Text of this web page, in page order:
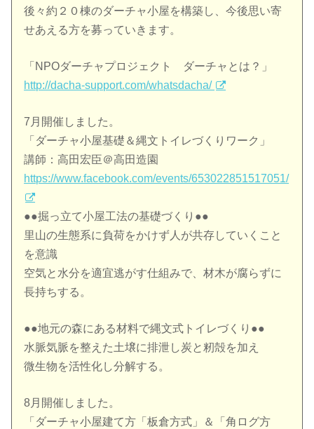
後々約２０棟のダーチャ小屋を構築し、今後思い寄
せあえる方を募っていきます。
「NPOダーチャプロジェクト ダーチャとは？」
http://dacha-support.com/whatsdacha/
7月開催しました。
「ダーチャ小屋基礎＆縄文トイレづくりワーク」
講師：高田宏臣＠高田造園
https://www.facebook.com/events/653022851517051/
●●掘っ立て小屋工法の基礎づくり●●
里山の生態系に負荷をかけず人が共存していくこと
を意識
空気と水分を適宜逃がす仕組みで、材木が腐らずに
長持ちする。
●●地元の森にある材料で縄文式トイレづくり●●
水脈気脈を整えた土壌に排泄し炭と籾殻を加え
微生物を活性化し分解する。
8月開催しました。
「ダーチャ小屋建て方「板倉方式」＆「角ログ方